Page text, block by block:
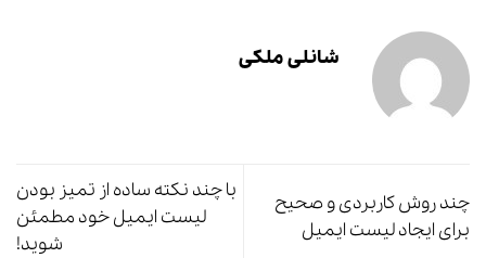
شانلی ملکی
چند روش کاربردی و صحیح
برای ایجاد لیست ایمیل
با چند نکته ساده از تمیز بودن
لیست ایمیل خود مطمئن
شوید!